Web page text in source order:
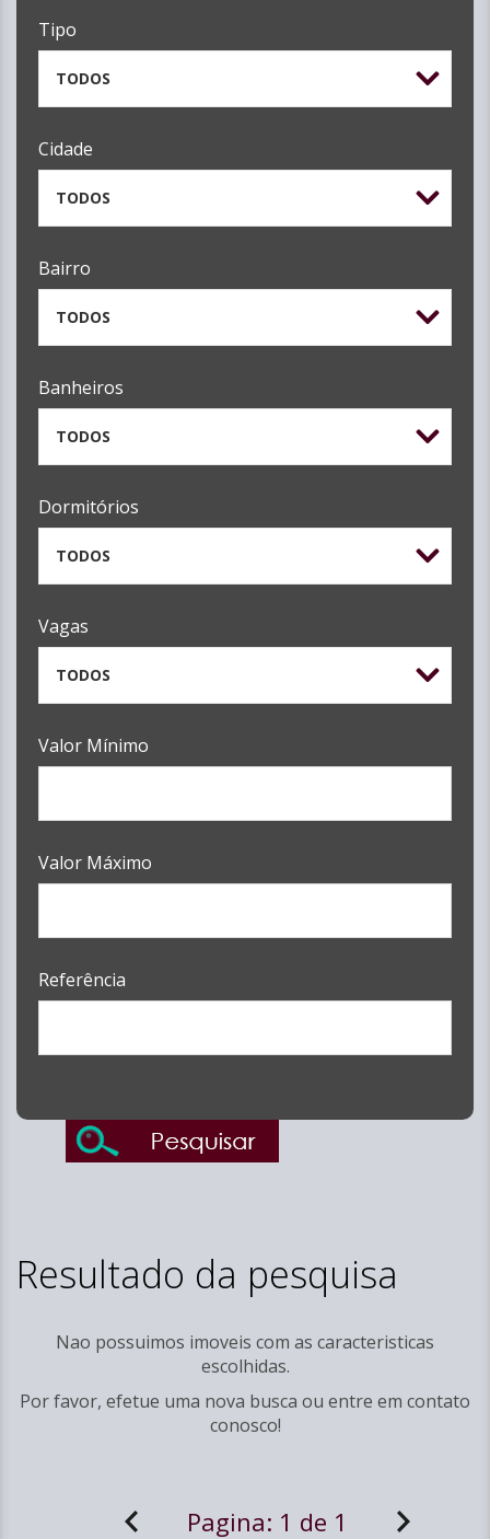
Tipo
TODOS
Cidade
TODOS
Bairro
TODOS
Banheiros
TODOS
Dormitórios
TODOS
Vagas
TODOS
Valor Mínimo
Valor Máximo
Referência
Resultado da pesquisa
Nao possuimos imoveis com as caracteristicas
escolhidas.
Por favor, efetue uma nova busca ou entre em contato
conosco!
Pagina: 1 de 1